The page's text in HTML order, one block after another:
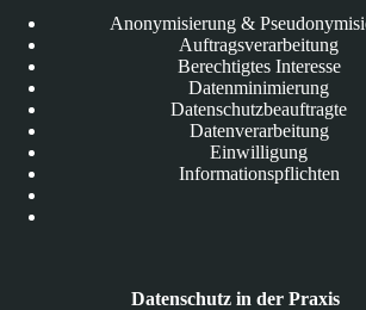
Anonymisierung &
Auftragsverarbeitung
Berechtigtes Interesse
Datenminimierung
Datenschutzbeauftragte
Datenverarbeitung
Einwilligung
Informationspflichten
Datenschutz in der Praxis